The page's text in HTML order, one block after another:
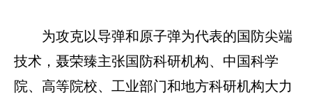
为攻克以导弹和原子弹为代表的国防尖端
技术，聂荣臻主张国防科研机构、中国科学
院、高等院校、工业部门和地方科研机构大力